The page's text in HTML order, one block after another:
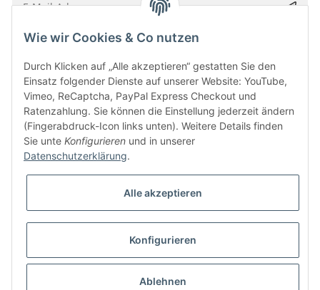
Bitte senden Sie mir entsprechend IhrerDatenschutzerklärung
* Alle Preise inkl. gesetzlicher USt., zzgl.
Besucherzähler: 5849809
UmsetzungVlarom E-Commerce Agentur| Powered byJTL-Shop|
CLEARIX JTL-Shop Template
Wie wir Cookies & Co nutzen
Durch Klicken auf „Alle akzeptieren“ gestatten Sie den
Einsatz folgender Dienste auf unserer Website: YouTube,
Vimeo, ReCaptcha, PayPal Express Checkout und
Ratenzahlung. Sie können die Einstellung jederzeit ändern
(Fingerabdruck-Icon links unten). Weitere Details finden
Sie unte Konfigurieren und in unserer
Datenschutzerklärung.
Alle akzeptieren
Konfigurieren
Ablehnen